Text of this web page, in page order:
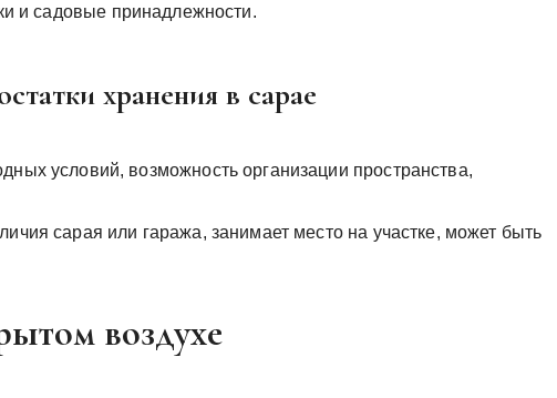
и садовые принадлежности.
хранения в сарае
условий, возможность организации пространства,
сарая или гаража, занимает место на участке, может быть
воздухе